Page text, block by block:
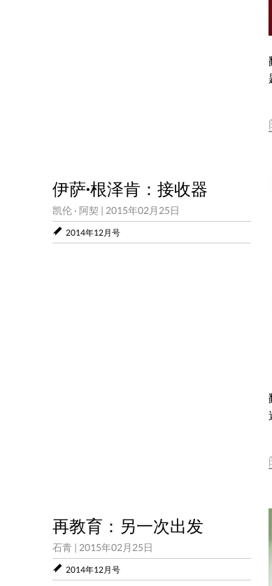
伊萨·根泽肯：接收器
凯伦 · 阿契 | 2015年02月25日
2014年12月号
再教育：另一次出发
石青 | 2015年02月25日
2014年12月号
回应与超越：刘丹与李华